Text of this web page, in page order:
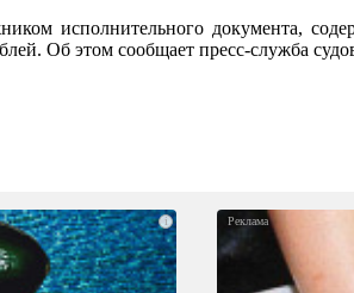
исполнительного документа,
Об этом сообщает пресс-служба
i